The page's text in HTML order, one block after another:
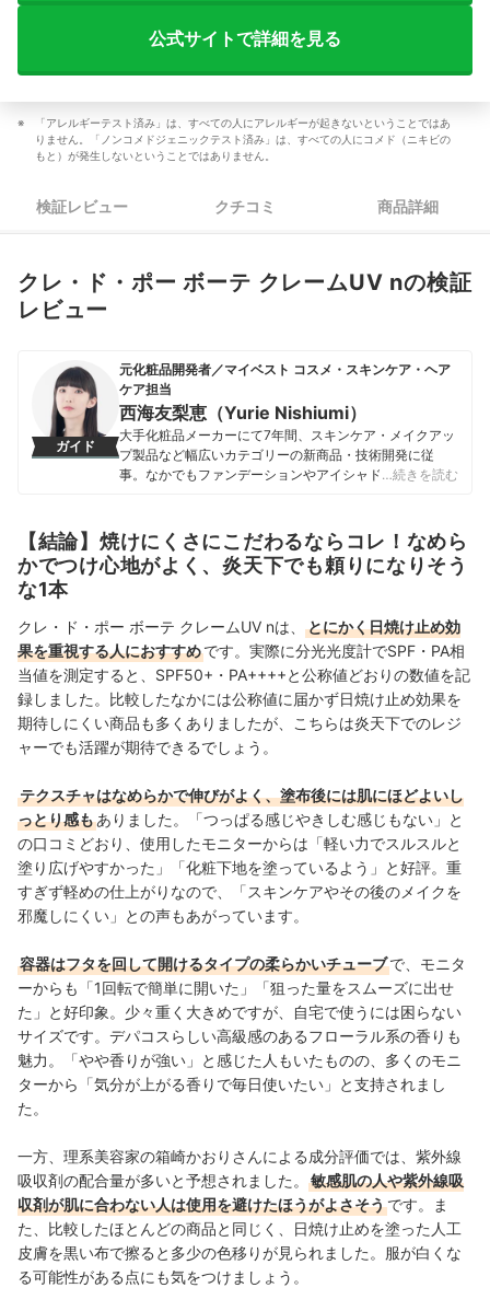
公式サイトで詳細を見る
「アレルギーテスト済み」は、すべての人にアレルギーが起きないということではあ
りません。「ノンコメドジェニックテスト済み」は、すべての人にコメド（ニキビの
もと）が発生しないということではありません。
検証レビュー クチコミ 商品詳細
クレ・ド・ポー ボーテ クレームUV nの検証
レビュー
ガイド
元化粧品開発者／マイベスト コスメ・スキンケア・ヘア
ケア担当
西海友梨恵（Yurie Nishiumi）
大手化粧品メーカーにて7年間、スキンケア・メイクアッ
プ製品など幅広いカテゴリーの新商品・技術開発に従
事。なかでもファンデーションやアイシャドウ、口紅な
1500点以上のコスメを比較検証。開発現場で培った知識
をもとに、成分や処方の背景をふまえながら、専門的な
内容もユーザーにわかりやすく伝えることを大切にしな
…続きを読む
【結論】焼けにくさにこだわるならコレ！なめら
かでつけ心地がよく、炎天下でも頼りになりそう
な1本
クレ・ド・ポー ボーテ クレームUV nは、
とにかく日焼け止め効
果を重視する人におすすめです。実際に分光光度計でSPF・PA相
当値を測定すると、SPF50+・PA++++と公称値どおりの数値を記
録しました。比較したなかには公称値に届かず日焼け止め効果を
期待しにくい商品も多くありましたが、こちらは炎天下でのレジ
ャーでも活躍が期待できるでしょう。
テクスチャはなめらかで伸びがよく、塗布後には肌にほどよいし
っとり感もありました。「つっぱる感じやきしむ感じもない」と
の口コミどおり、使用したモニターからは「軽い力でスルスルと
塗り広げやすかった」「化粧下地を塗っているよう」と好評。重
すぎず軽めの仕上がりなので、「スキンケアやその後のメイクを
邪魔しにくい」との声もあがっています。
容器はフタを回して開けるタイプの柔らかいチューブで、モニタ
ーからも「1回転で簡単に開いた」「狙った量をスムーズに出せ
た」と好印象。少々重く大きめですが、自宅で使うには困らない
サイズです。デパコスらしい高級感のあるフローラル系の香りも
魅力。「やや香りが強い」と感じた人もいたものの、多くのモニ
ターから「気分が上がる香りで毎日使いたい」と支持されまし
た。
一方、理系美容家の箱崎かおりさんによる成分評価では、紫外線
吸収剤の配合量が多いと予想されました。
敏感肌の人や紫外線吸
収剤が肌に合わない人は使用を避けたほうがよさそうです。ま
た、比較したほとんどの商品と同じく、日焼け止めを塗った人工
皮膚を黒い布で擦ると多少の色移りが見られました。服が白くな
る可能性がある点にも気をつけましょう。